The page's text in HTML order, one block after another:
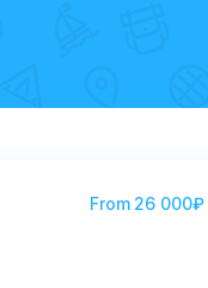
From 26 000₽